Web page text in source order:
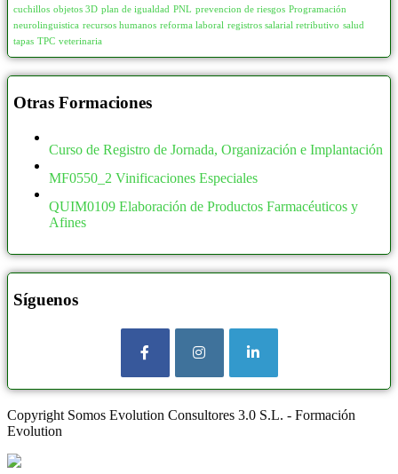
Inmobiliaria 3
Marketing, Publicidad y Comunicación
Supermercados4
COVID 48
Administración y Oficinas12
Comercio y Marketing20
Indústrias Alimentarias
Restauración11
Terapia Ocupacional
185
1552
16046
1655
393
185
200680
210
2900
300406
cuchillos objetos 3D plan de igualdad PNL prevencion de riesgos Programación
neurolinguistica recursos humanos reforma laboral registros salarial retributivo salud
tapas TPC veterinaria
Otras Formaciones
Curso de Registro de Jornada, Organización e Implantación
MF0550_2 Vinificaciones Especiales
QUIM0109 Elaboración de Productos Farmacéuticos y
Afines
Síguenos
Copyright Somos Evolution Consultores 3.0 S.L. - Formación
Evolution